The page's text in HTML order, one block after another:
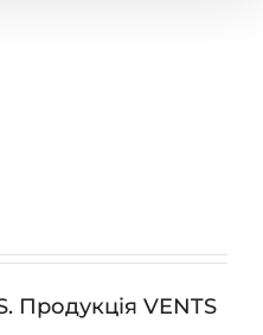
Продукція VENTS